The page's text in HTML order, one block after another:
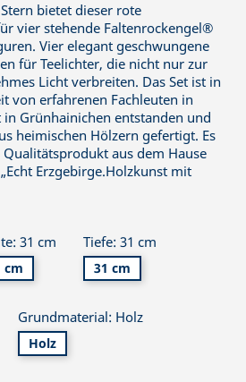
bietet dieser rote
vier stehende Faltenrockengel®
Vier elegant geschwungene
für Teelichter, die nicht nur zur
Licht verbreiten. Das Set ist in
von erfahrenen Fachleuten in
Grünhainichen entstanden und
heimischen Hölzern gefertigt. Es
aus dem Hause
Erzgebirge.Holzkunst mit
31 cm
cm
Tiefe: 31 cm
31 cm
Grundmaterial: Holz
Holz